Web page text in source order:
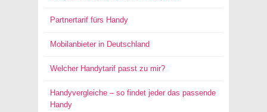
Partnertarif fürs Handy
Mobilanbieter in Deutschland
Welcher Handytarif passt zu mir?
Handyvergleiche – so findet jeder das passende
Handy